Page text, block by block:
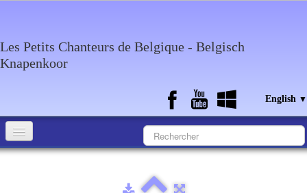
Les Petits Chanteurs de Belgique - Belgisch
Knapenkoor
English ▼